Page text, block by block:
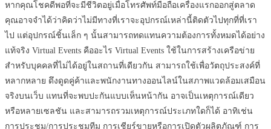
หากคุณโชคดีพอที่จะมีชีวิตอยู่เมื่อโทรศัพท์มือถือเครื่องแรกออกสู่ตลาด
คุณอาจจำได้ว่าคิดว่าไม่มีทางที่เราจะอุปกรณ์เหล่านี้ติดตัวไปทุกที่ที่เรา
ไป แต่อุปกรณ์ชิ้นเล็ก ๆ นั้นสามารถทดแทนความต้องการทั้งหมดได้อย่าง
แท้จริง Virtual Events คืออะไร Virtual Events ใช้ในการสร้างเครือข่าย
สำหรับบุคคลที่ไม่ได้อยู่ในสถานที่เดียวกัน สามารถใช้เพื่อวัตถุประสงค์ที่
หลากหลาย ดึงดูดคู่ค้าและพนักงานทางออนไลน์ในสภาพแวดล้อมเสมือน
จริงบนเว็บ แทนที่จะพบปะกันแบบเห็นหน้ากัน อาจเป็นเหตุการณ์เดียว
หรือหลายเซลชัน และสามารถรวมเหตุการณ์ประเภทใดก็ได้ อาทิเช่น
การประชุม/การประชุมทีม การเชียร์ขายหรือการเปิดตัวผลิตภัณฑ์ การ